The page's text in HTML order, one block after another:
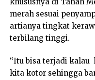
merah sesuai
artianya tingkat
terbilang tinggi.
“Itu bisa terjadi
kita kotor sehingga